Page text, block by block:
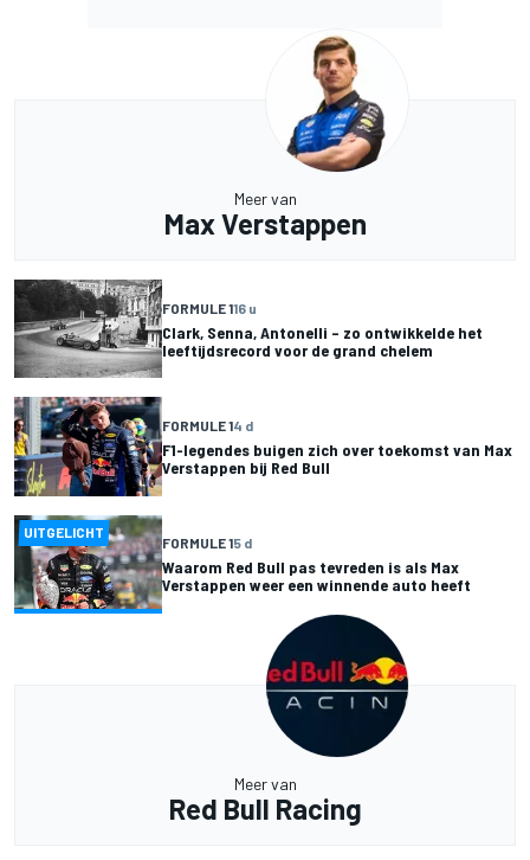
Meer van
Max Verstappen
FORMULE 116 u
Clark, Senna, Antonelli – zo ontwikkelde het
leeftijdsrecord voor de grand chelem
FORMULE 14 d
F1-legendes buigen zich over toekomst van Max
Verstappen bij Red Bull
UITGELICHT
FORMULE 15 d
Waarom Red Bull pas tevreden is als Max
Verstappen weer een winnende auto heeft
Meer van
Red Bull Racing